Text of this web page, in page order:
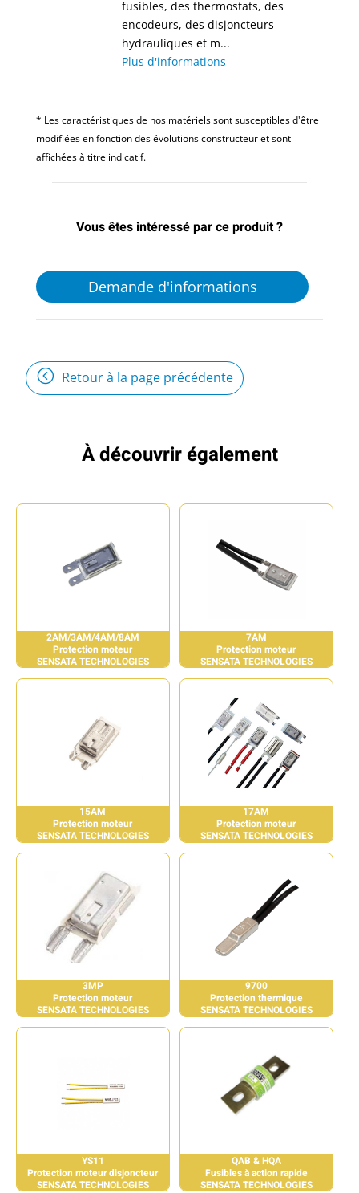
fusibles, des thermostats, des
encodeurs, des disjoncteurs
hydrauliques et m...
Plus d'informations
* Les caractéristiques de nos matériels sont susceptibles d'être
modifiées en fonction des évolutions constructeur et sont
affichées à titre indicatif.
Vous êtes intéressé par ce produit ?
Demande d'informations
Retour à la page précédente
À découvrir également
2AM/3AM/4AM/8AM
Protection moteur
SENSATA TECHNOLOGIES
7AM
Protection moteur
SENSATA TECHNOLOGIES
15AM
Protection moteur
SENSATA TECHNOLOGIES
17AM
Protection moteur
SENSATA TECHNOLOGIES
3MP
Protection moteur
SENSATA TECHNOLOGIES
9700
Protection thermique
SENSATA TECHNOLOGIES
YS11
Protection moteur disjoncteur
SENSATA TECHNOLOGIES
QAB & HQA
Fusibles à action rapide
SENSATA TECHNOLOGIES